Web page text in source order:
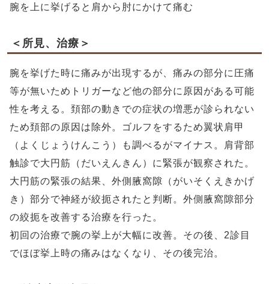
腕を上に挙げると肩から肘にかけて痛む
＜所見、治療＞
腕を挙げた時に痛みが出現するが、痛みの部分に圧痛
等が無いためトリガーなど他の部分に原因がある可能
性を考える。頚部の動きでの症状の増悪が診られない
ため頚部の原因は除外。ゴルフをするため翼状肩甲
（よくじょうけんこう）も調べるがマイナス。肩背部
触診で大円筋（だいえんきん）に緊張が観察された。
大円筋の緊張の結果、外側腋窩隙（がいそくえきかげ
き）部分で神経が絞扼されたと判断。外側腋窩隙部分
の絞扼を改善する治療を行った。
初回の治療で腕の挙上が大幅に改善。その後、2診目
でほぼ挙上時の痛みはなくなり、その後完治。